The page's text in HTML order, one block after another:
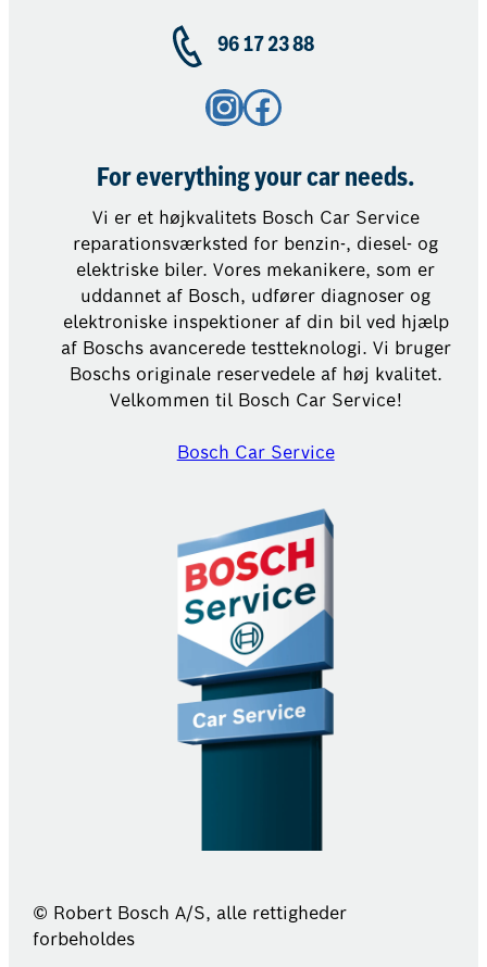
96 17 23 88
Instagram Facebook
For everything your car needs.
Vi er et højkvalitets Bosch Car Service
reparationsværksted for benzin-, diesel- og
elektriske biler. Vores mekanikere, som er
uddannet af Bosch, udfører diagnoser og
elektroniske inspektioner af din bil ved hjælp
af Boschs avancerede testteknologi. Vi bruger
Boschs originale reservedele af høj kvalitet.
Velkommen til Bosch Car Service!
Bosch Car Service
© Robert Bosch A/S, alle rettigheder
forbeholdes